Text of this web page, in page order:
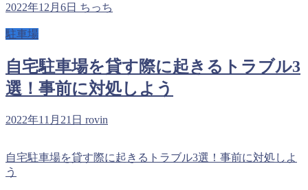
2022年12月6日 ちっち
駐車場
自宅駐車場を貸す際に起きるトラブル3
選！事前に対処しよう
2022年11月21日 rovin
自宅駐車場を貸す際に起きるトラブル3選！事前に対処しよ
う